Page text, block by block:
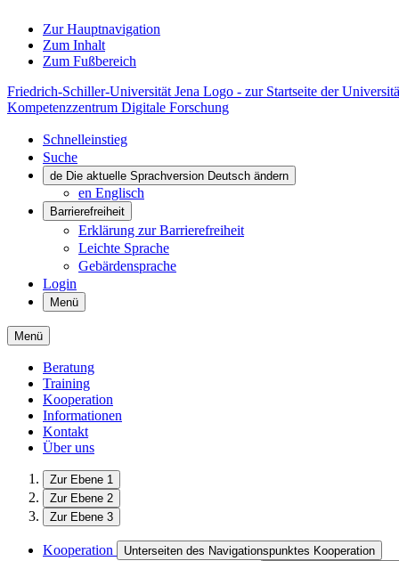
Zur Hauptnavigation
Zum Inhalt
Zum Fußbereich
Friedrich-Schiller-Universität Jena Logo - zur Startseite der
Kompetenzzentrum Digitale Forschung
Schnelleinstieg
Suche
de Die aktuelle Sprachversion Deutsch ändern
en Englisch
Barrierefreiheit
Erklärung zur Barrierefreiheit
Leichte Sprache
Gebärdensprache
Login
Menü
Menü
Beratung
Training
Kooperation
Informationen
Kontakt
Über uns
Zur Ebene 1
Zur Ebene 2
Zur Ebene 3
Kooperation Unterseiten des Navigationspunktes Kooperation